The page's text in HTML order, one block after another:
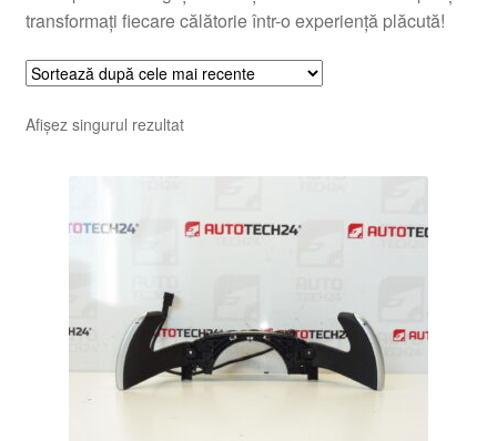
transformați fiecare călătorie într-o experiență plăcută!
Afișez singurul rezultat